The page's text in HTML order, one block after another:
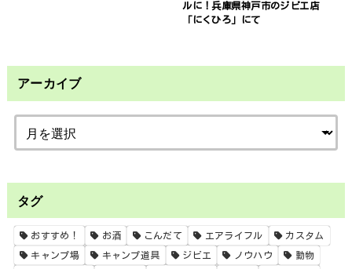
ルに！兵庫県神戸市のジビエ店
「にくひろ」にて
アーカイブ
タグ
おすすめ！ お酒 こんだて エアライフル カスタム
キャンプ場 キャンプ道具 ジビエ ノウハウ 動物